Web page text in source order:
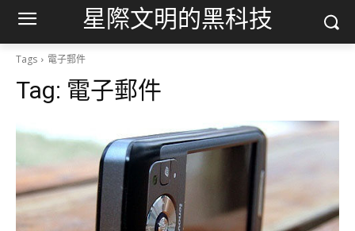
星際文明的黑科技
Tags 電子郵件
Tag: 電子郵件